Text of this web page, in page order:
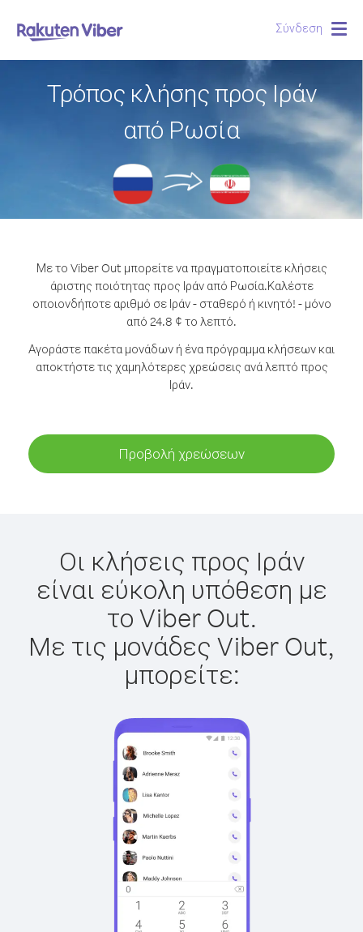
Σύνδεση
Τρόπος κλήσης προς Ιράν
από Ρωσία
Με το Viber Out μπορείτε να πραγματοποιείτε κλήσεις
άριστης ποιότητας προς Ιράν από Ρωσία.Καλέστε
οποιονδήποτε αριθμό σε Ιράν - σταθερό ή κινητό! - μόνο
από 24.8 ¢ το λεπτό.
Αγοράστε πακέτα μονάδων ή ένα πρόγραμμα κλήσεων και
αποκτήστε τις χαμηλότερες χρεώσεις ανά λεπτό προς
Ιράν.
Προβολή χρεώσεων
Οι κλήσεις προς Ιράν
είναι εύκολη υπόθεση με
το Viber Out.
Με τις μονάδες Viber Out,
μπορείτε: